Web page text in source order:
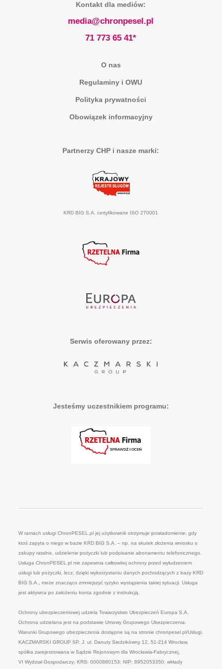
Kontakt dla mediów:
media@chronpesel.pl
71 773 65 41*
O nas
Regulaminy i OWU
Polityka prywatności
Obowiązek informacyjny
Partnerzy CHP i nasze marki:
KRD BIG S.A. certyfikowane ISO 270001
Serwis oferowany przez:
Jesteśmy uczestnikiem programu:
W ramach usługi ChronPESEL.pl jej użytkownik otrzymuje powiadomienie, gdy
ktoś zapyta o niego w bazie KRD BIG S.A. – np. na skutek złożenia wniosku o
zakupy ratalne, udzielenie pożyczki lub podpisanie abonamentu telefonicznego.
Usługa ChronPESEL.pl nie zapewnia całkowitej ochrony przed wyłudzeniem
usługi lub pożyczki, lecz, dzięki wykorzystaniu danych pochodzących z bazy KRD
BIG S.A., może znacząco zmniejszyć ryzyko wystąpienia takiej sytuacji. Usługa
jest aktywna po założeniu konta zgodnie z instrukcją.
Ochrony ubezpieczeniowej udziela Towarzystwo Ubezpieczeń Europa S.A.
Ochrona udzielana jest na podstawie Umowy Grupowego Ubezpieczenia.
Warunki Grupowego ubezpieczenia dostępne są na stronie chronpesel.pl/Uslugi.
KACZMARSKI GROUP SP. J. ul. Danuty Siedzikówny 12, 51-214 Wrocław,
spółka zarejestrowana w Sądzie Rejonowym dla Wrocławia-Fabrycznej,
VI Wydział Gospodarczy; KRS: 0000880153; NIP: 8952053350; wkłady